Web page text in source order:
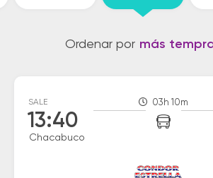
Ordenar por más
SALE
13:40
Chacabuco
03h 10m